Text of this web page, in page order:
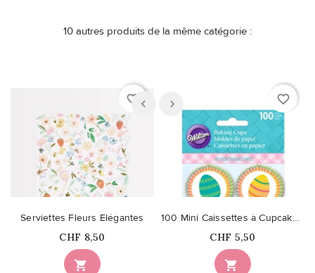
10 autres produits de la même catégorie :
favorite_border

Serviettes Fleurs Elégantes
Prix
CHF 8,50
favorite_border

100 Mini Caissettes à Cupcakes Oeufs de Pâques
Prix
CHF 5,50